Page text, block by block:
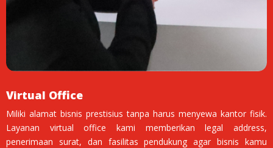
Virtual Office
Miliki alamat bisnis prestisius tanpa harus menyewa kantor fisik.
Layanan virtual office kami memberikan legal address,
penerimaan surat, dan fasilitas pendukung agar bisnis kamu